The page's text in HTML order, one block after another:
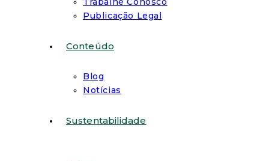
Publicação Legal
Conteúdo
Blog
Notícias
Sustentabilidade